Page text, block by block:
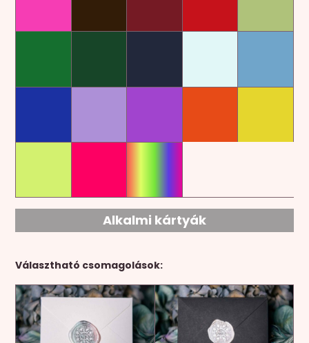
Alkalmi kártyák
Választható csomagolások: